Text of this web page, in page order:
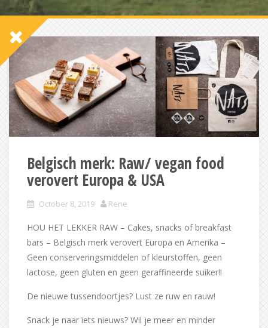
Belgisch merk: Raw/ vegan food
verovert Europa & USA
October 8, 2019 Rene
HOU HET LEKKER RAW – Cakes, snacks of breakfast
bars – Belgisch merk verovert Europa en Amerika –
Geen conserveringsmiddelen of kleurstoffen, geen
lactose, geen gluten en geen geraffineerde suiker!!
De nieuwe tussendoortjes? Lust ze ruw en rauw!
Snack je naar iets nieuws? Wil je meer en minder